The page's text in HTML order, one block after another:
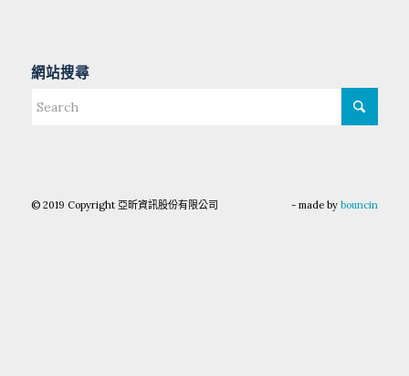
網站搜尋
© 2019 Copyright 亞昕資訊股份有限公司 - made bybouncin